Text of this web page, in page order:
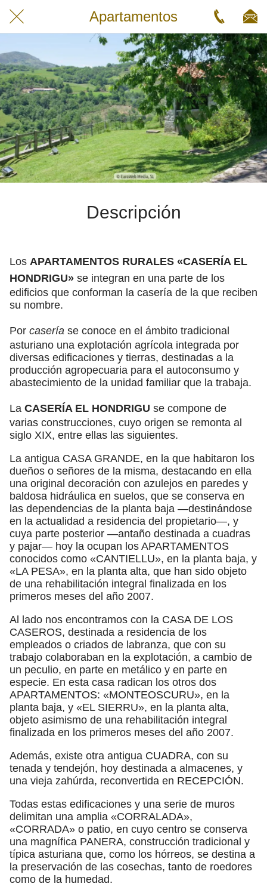
Apartamentos
Descripción
Los APARTAMENTOS RURALES «CASERÍA EL
HONDRIGU» se integran en una parte de los
edificios que conforman la casería de la que reciben
su nombre.
Por casería se conoce en el ámbito tradicional
asturiano una explotación agrícola integrada por
diversas edificaciones y tierras, destinadas a la
producción agropecuaria para el autoconsumo y
abastecimiento de la unidad familiar que la trabaja.
La CASERÍA EL HONDRIGU se compone de
varias construcciones, cuyo origen se remonta al
siglo XIX, entre ellas las siguientes.
La antigua CASA GRANDE, en la que habitaron los
dueños o señores de la misma, destacando en ella
una original decoración con azulejos en paredes y
baldosa hidráulica en suelos, que se conserva en
las dependencias de la planta baja —destinándose
en la actualidad a residencia del propietario—, y
cuya parte posterior —antaño destinada a cuadras
y pajar— hoy la ocupan los APARTAMENTOS
conocidos como «CANTIELLU», en la planta baja, y
«LA PESA», en la planta alta, que han sido objeto
de una rehabilitación integral finalizada en los
primeros meses del año 2007.
Al lado nos encontramos con la CASA DE LOS
CASEROS, destinada a residencia de los
empleados o criados de labranza, que con su
trabajo colaboraban en la explotación, a cambio de
un peculio, en parte en metálico y en parte en
especie. En esta casa radican los otros dos
APARTAMENTOS: «MONTEOSCURU», en la
planta baja, y «EL SIERRU», en la planta alta,
objeto asimismo de una rehabilitación integral
finalizada en los primeros meses del año 2007.
Además, existe otra antigua CUADRA, con su
tenada y tendejón, hoy destinada a almacenes, y
una vieja zahúrda, reconvertida en RECEPCIÓN.
Todas estas edificaciones y una serie de muros
delimitan una amplia «CORRALADA»,
«CORRADA» o patio, en cuyo centro se conserva
una magnífica PANERA, construcción tradicional y
típica asturiana que, como los hórreos, se destina a
la preservación de las cosechas, tanto de roedores
como de la humedad.